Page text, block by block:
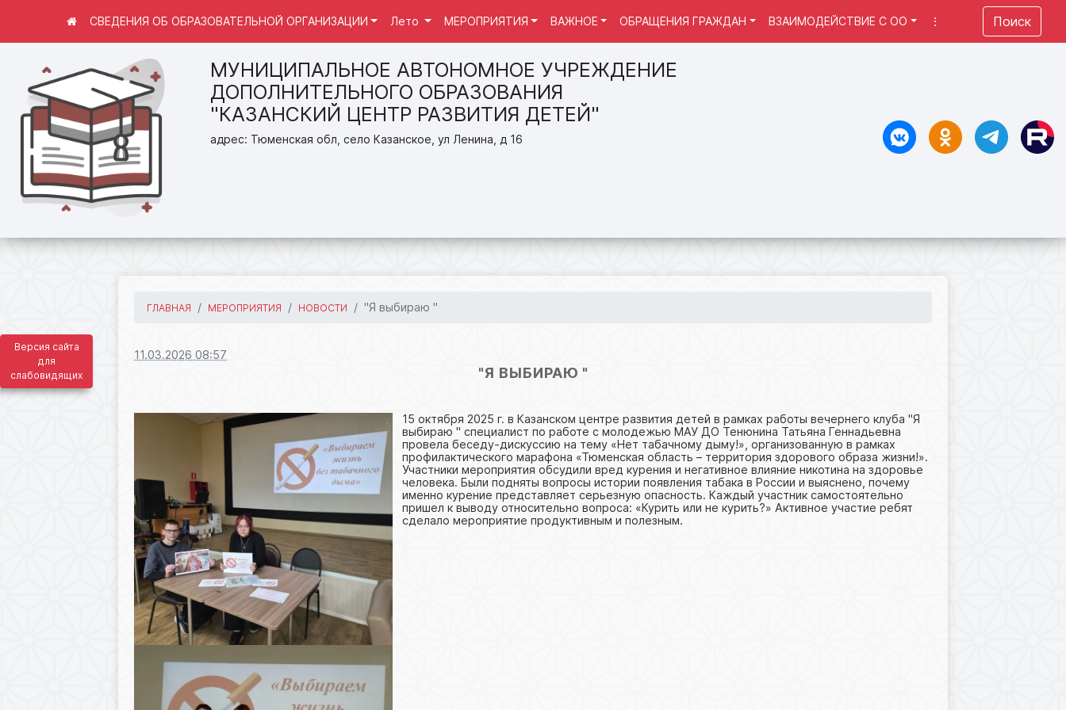
Версия сайта
для
слабовидящих
МУНИЦИПАЛЬНОЕ АВТОНОМНОЕ УЧРЕЖДЕНИЕ
ДОПОЛНИТЕЛЬНОГО ОБРАЗОВАНИЯ
"КАЗАНСКИЙ ЦЕНТР РАЗВИТИЯ ДЕТЕЙ"
адрес: Тюменская обл, село Казанское, ул Ленина, д 16
СВЕДЕНИЯ ОБ ОБРАЗОВАТЕЛЬНОЙ ОРГАНИЗАЦИИ Лето МЕРОПРИЯТИЯ ВАЖНОЕ ОБРАЩЕНИЯ ГРАЖДАН ВЗАИМОДЕЙСТВИЕ С ОО ⋮ Поиск
ГЛАВНАЯ МЕРОПРИЯТИЯ НОВОСТИ "Я выбираю "
11.03.2026 08:57
"Я ВЫБИРАЮ "
15 октября 2025 г. в Казанском центре развития детей в рамках работы вечернего клуба "Я
выбираю " специалист по работе с молодежью МАУ ДО Тенюнина Татьяна Геннадьевна
провела беседу-дискуссию на тему «Нет табачному дыму!», организованную в рамках
профилактического марафона «Тюменская область – территория здорового образа жизни!».
Участники мероприятия обсудили вред курения и негативное влияние никотина на здоровье
человека. Были подняты вопросы истории появления табака в России и выяснено, почему
именно курение представляет серьезную опасность. Каждый участник самостоятельно
пришел к выводу относительно вопроса: «Курить или не курить?» Активное участие ребят
сделало мероприятие продуктивным и полезным.